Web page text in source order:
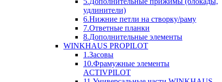
удлинители)
6.Нижние петли на створку/раму
7.Ответные планки
8.Дополнительные элементы
WINKHAUS PROPILOT
1.Засовы
10.Фрамужные элементы
ACTIVPILOT